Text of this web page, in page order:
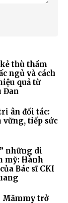
thù thầm
ngủ và cách
quả từ
Đan
ân đối tác:
vững, tiếp sức
những di
mỹ: Hành
Bác sĩ CKI
Mămmy trở